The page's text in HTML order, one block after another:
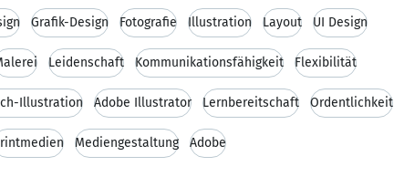
Grafik-Design Fotografie Illustration Layout UI Design
Leidenschaft Kommunikationsfähigkeit Flexibilität
Illustration Adobe Illustrator Lernbereitschaft Ordentlichkeit
Mediengestaltung Adobe